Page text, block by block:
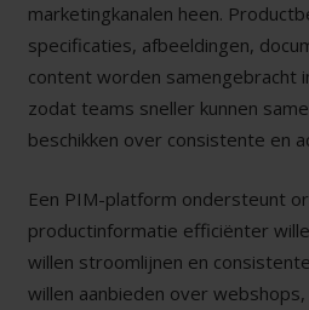
marketingkanalen heen.
specificaties, afbeeldingen,
content worden samengebracht
zodat teams sneller kunnen
beschikken over consistente en
Een PIM-platform ondersteunt
productinformatie efficiënter
willen stroomlijnen en
willen aanbieden over